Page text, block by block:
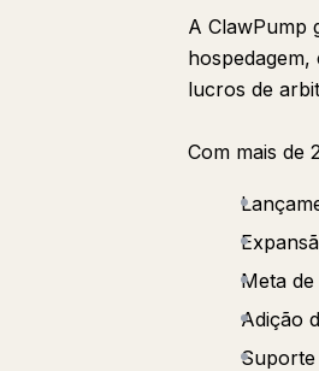
A ClawPump
lucros de
Com mais de
Meta
Adição
Suporte